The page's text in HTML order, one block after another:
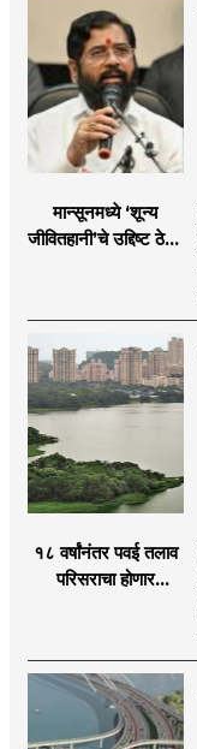
मान्सूनमध्ये ‘शून्य
जीवितहानी’चे उद्दिष्ट ठेवून
शिंदे
१८ वर्षांनंतर पवई तलाव
परिसराचा होणार
सुरुवात;